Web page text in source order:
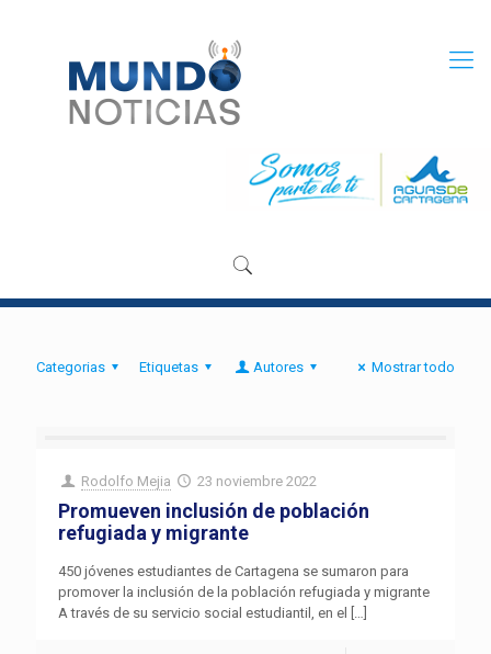
Categorias Etiquetas Autores Mostrar todo
Rodolfo Mejia 23 noviembre 2022
Promueven inclusión de población
refugiada y migrante
450 jóvenes estudiantes de Cartagena se sumaron para
promover la inclusión de la población refugiada y migrante
A través de su servicio social estudiantil, en el
[…]